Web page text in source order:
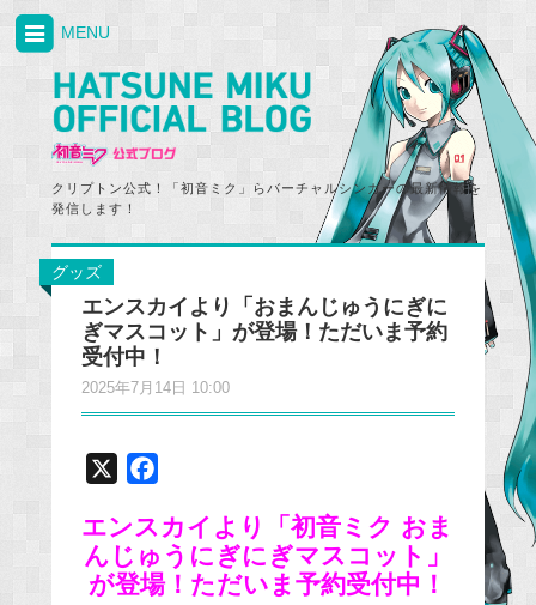
クリプトン公式！「初音ミク」らバーチャルシンガーの最新情報を
発信します！
MENU
グッズ
エンスカイより「おまんじゅうにぎに
ぎマスコット」が登場！ただいま予約
受付中！
2025年7月14日 10:00
c
e
b
エンスカイより「初音ミク おま
んじゅうにぎにぎマスコット」
が登場！ただいま予約受付中！